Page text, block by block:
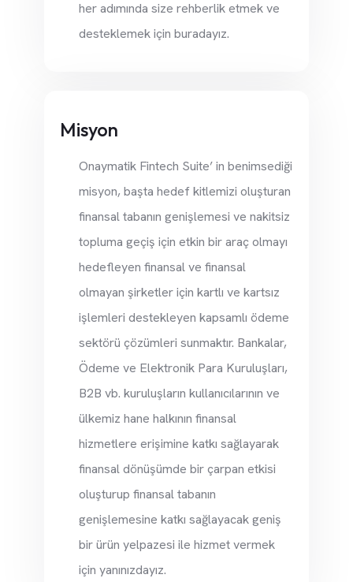
her adımında size rehberlik etmek ve
desteklemek için buradayız.
Misyon
Onaymatik Fintech Suite’ in benimsediği
misyon, başta hedef kitlemizi oluşturan
finansal tabanın genişlemesi ve nakitsiz
topluma geçiş için etkin bir araç olmayı
hedefleyen finansal ve finansal
olmayan şirketler için kartlı ve kartsız
işlemleri destekleyen kapsamlı ödeme
sektörü çözümleri sunmaktır. Bankalar,
Ödeme ve Elektronik Para Kuruluşları,
B2B vb. kuruluşların kullanıcılarının ve
ülkemiz hane halkının finansal
hizmetlere erişimine katkı sağlayarak
finansal dönüşümde bir çarpan etkisi
oluşturup finansal tabanın
genişlemesine katkı sağlayacak geniş
bir ürün yelpazesi ile hizmet vermek
için yanınızdayız.